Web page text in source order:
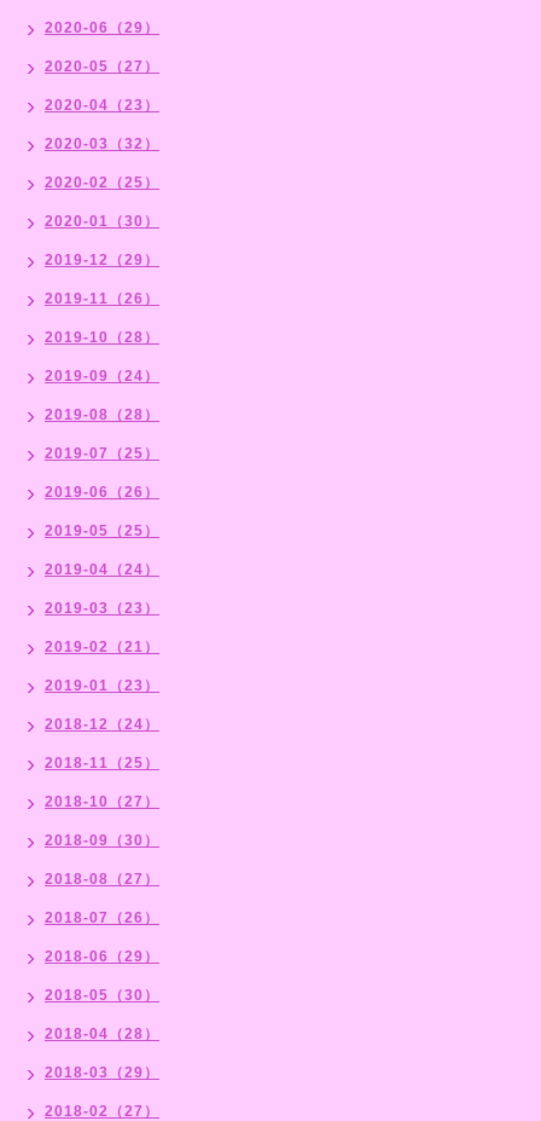
2020-06（29）
2020-05（27）
2020-04（23）
2020-03（32）
2020-02（25）
2020-01（30）
2019-12（29）
2019-11（26）
2019-10（28）
2019-09（24）
2019-08（28）
2019-07（25）
2019-06（26）
2019-05（25）
2019-04（24）
2019-03（23）
2019-02（21）
2019-01（23）
2018-12（24）
2018-11（25）
2018-10（27）
2018-09（30）
2018-08（27）
2018-07（26）
2018-06（29）
2018-05（30）
2018-04（28）
2018-03（29）
2018-02（27）